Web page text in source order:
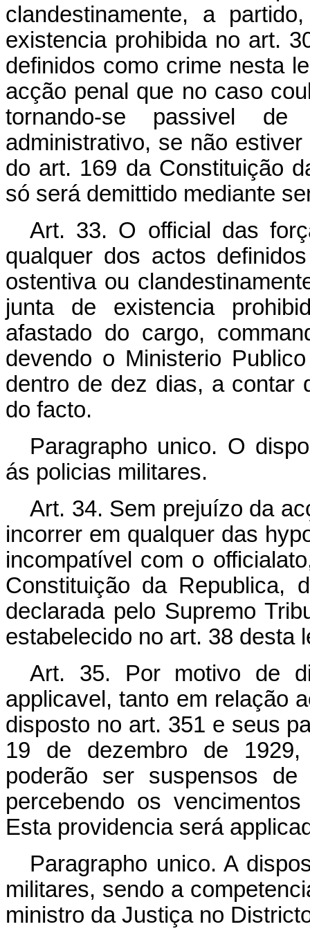
clandestinamente, a
existencia prohibida no art.
definidos como crime nesta
acção penal que no caso
tornando-se passivel de
administrativo, se não
do art. 169 da Constituição
só será demittido mediante
Art. 33. O official das
qualquer dos actos
ostentiva ou
junta de existencia
afastado do cargo,
devendo o Ministerio
dentro de dez dias, a contar
do facto.
Paragrapho unico. O
ás policias militares.
Art. 34. Sem prejuízo da
incorrer em qualquer das
incompatível com o
Constituição da Republica,
declarada pelo Supremo
estabelecido no art. 38 desta
Art. 35. Por motivo de
applicavel, tanto em relação
disposto no art. 351 e seus
19 de dezembro de
poderão ser suspensos
percebendo os
Esta providencia será
Paragrapho unico. A
militares, sendo a
ministro da Justiça no